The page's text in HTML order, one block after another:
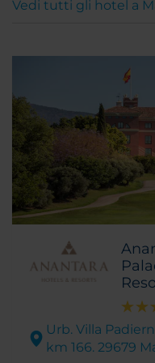
Vedi tutti gli hotel a
Urb. Villa
km 166. 29679